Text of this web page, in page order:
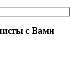
с Вами